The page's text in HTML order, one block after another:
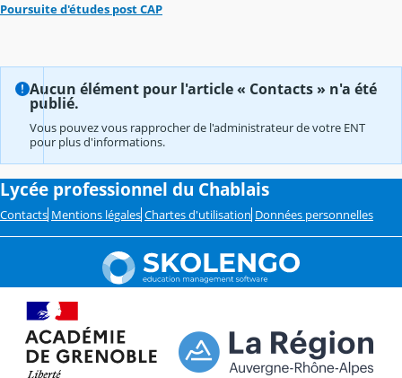
Poursuite d'études post CAP
Aucun élément pour l'article « Contacts » n'a été
publié.
Vous pouvez vous rapprocher de l'administrateur de votre ENT
pour plus d'informations.
Lycée professionnel du Chablais
Contacts Mentions légales Chartes d'utilisation Données personnelles